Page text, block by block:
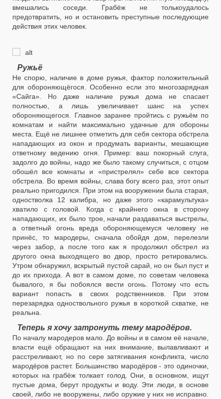
вмешались соседи. Грабёж не толькоудалось
предотвратить, но и остановить преступные последующие
действия этих человек.
Ружьё
Не спорю, наличие в доме ружья, фактор положительный
для обороняющёгося. Особенно если это многозарядная
«Сайга». Но даже наличие ружья дома не спасает
полностью, а лишь увеличивает шанс на успех
обороняющегося. Главное заранее пройтись с ружьём по
комнатам и найти максимально удачные для обороны
места. Ещё не лишнее отметить для себя сектора обстрела
нападающих из окон и продумать варианты, мешающие
ответному ведению огня. Пример: ваш покорный слуга,
задолго до войны, надо же было такому случиться, с отцом
обошёл все комнаты и «пристрелял» себе все сектора
обстрела. Во время войны, слава богу всего раз, этот опыт
реально пригодился. При этом на вооружении была старая,
одностволка 12 калибра, но даже этого «карамультука»
хватило с головой. Когда с крайнего окна в сторону
нападающих, их было трое, начали раздаваться выстрелы,
а ответный огонь вреда обороняющемуся человеку не
принёс, то мародеры, сначала обойдя дом, перелезли
через забор, а после того как я продолжил обстрел из
другого окна выходящего во двор, просто ретировались.
Утром обнаружил, вскрытый пустой сарай, но он был пуст и
до их прихода. А вот в самом доме, по советам человека
бывалого, я бы побоялся вести огонь. Потому что есть
вариант попасть в своих родственников. При этом
перезарядка одноствольного ружья в короткой схватке, не
реальна.
Теперь я хочу затронуть тему мародёров.
По началу мародеров мало. До войны и в самом её начале,
власти ещё обращают на них внимание, вылавливают и
расстреливают, но по сере затягивания конфликта, число
мародёров растет. Большинство мародёров - это одиночки,
которых на грабёж толкает голод. Они, в основном, ищут
пустые дома, берут продукты и воду. Эти люди, в основе
своей, либо не вооружены, либо оружие у них не исправно.